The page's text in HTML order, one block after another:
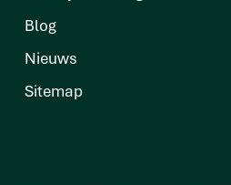
Blog
Nieuws
Sitemap